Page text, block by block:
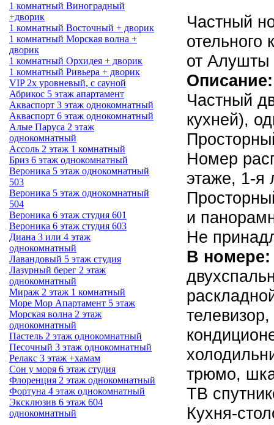
1 комнатный Виноградный
+дворик
1 комнатный Восточный + дворик
1 комнатный Морская волна +
дворик
1 комнатный Орхидея + дворик
1 комнатный Ривьера + дворик
VIP 2х уровневый, с сауной
Абрикос 5 этаж апартамент
Акваспорт 3 этаж однокомнатный
Акваспорт 6 этаж однокомнатный
Алые Паруса 2 этаж
однокомнатный
Ассоль 2 этаж 1 комнатный
Бриз 6 этаж однокомнатный
Вероника 5 этаж однокомнатный
503
Вероника 5 этаж однокомнатный
504
Вероника 6 этаж студия 601
Вероника 6 этаж студия 603
Диана 3 или 4 этаж
однокомнатный
Лавандовый 5 этаж студия
Лазурный берег 2 этаж
однокомнатный
Мираж 2 этаж 1 комнатный
Море Мор Апартамент 5 этаж
Морская волна 2 этаж
однокомнатный
Пастель 2 этаж однокомнатный
Песочный 3 этаж однокомнатный
Релакс 3 этаж +хамам
Сон у моря 6 этаж студия
Флоренция 2 этаж однокомнатный
Фортуна 4 этаж однокомнатный
Эксклюзив 6 этаж 604
однокомнатный
Частный
от Алушты
Описание:
Частный
кухней),
Номер
этаже, 1-я
и
Не
В
телевизор,
трюмо,
ТВ
Кухня-